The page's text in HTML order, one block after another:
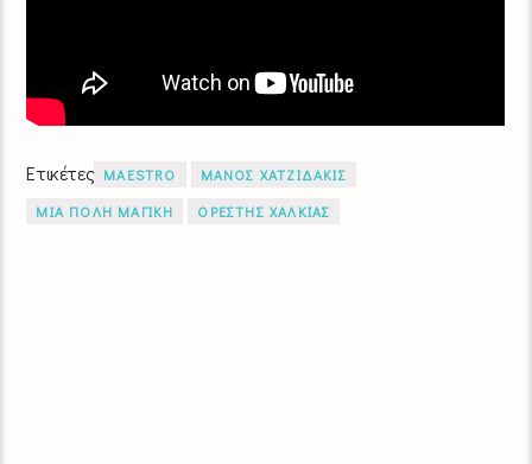
Ετικέτες MAESTRO
ΜΑΝΟΣ ΧΑΤΖΙΔΑΚΙΣ
ΜΙΑ ΠΟΛΗ ΜΑΓΙΚΗ
ΟΡΕΣΤΗΣ ΧΑΛΚΙΑΣ